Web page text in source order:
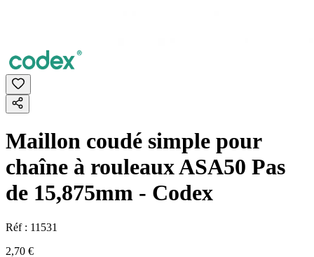
Maillon coudé simple pour
chaîne à rouleaux ASA50 Pas
de 15,875mm - Codex
Réf : 11531
2,70 €